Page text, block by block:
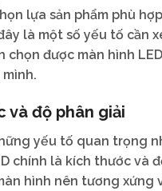
lựa sản phẩm phù
là một số yếu tố cần
chọn được màn hình
và độ phân giải
yếu tố quan trọng
chính là kích thước và
hình nên tương xứng